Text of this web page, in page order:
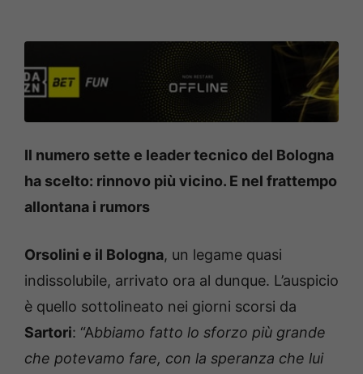
Il numero sette e leader tecnico del Bologna
ha scelto: rinnovo più vicino. E nel frattempo
allontana i rumors
Orsolini e il Bologna, un legame quasi
indissolubile, arrivato ora al dunque. L’auspicio
è quello sottolineato nei giorni scorsi da
Sartori: “Abbiamo fatto lo sforzo più grande
che potevamo fare, con la speranza che lui